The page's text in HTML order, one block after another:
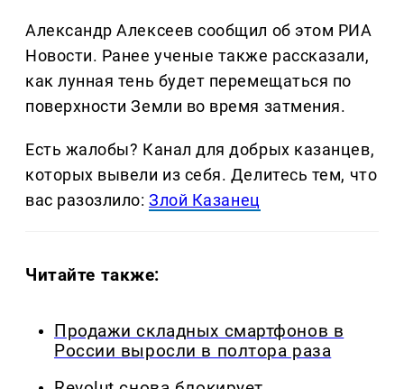
Александр Алексеев сообщил об этом РИА
Новости. Ранее ученые также рассказали,
как лунная тень будет перемещаться по
поверхности Земли во время затмения.
Есть жалобы? Канал для добрых казанцев,
которых вывели из себя. Делитеcь тем, что
вас разозлило:Злой Казанец
Читайте также:
Продажи складных смартфонов в
России выросли в полтора раза